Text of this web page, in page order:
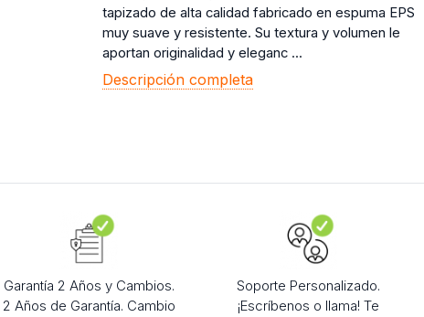
tapizado de alta calidad fabricado en espuma EPS
muy suave y resistente. Su textura y volumen le
aportan originalidad y eleganc ...
Descripción completa
Garantía 2 Años y Cambios.
2 Años de Garantía. Cambio
Soporte Personalizado.
¡Escríbenos o llama! Te